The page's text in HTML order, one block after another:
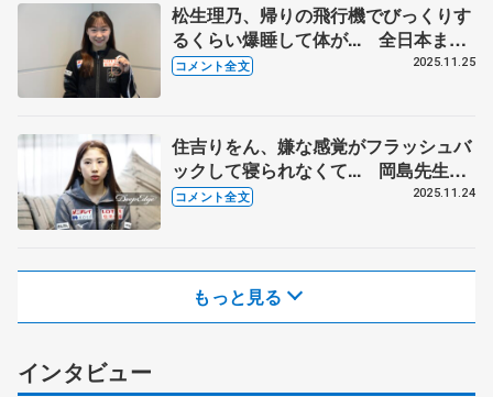
松生理乃、帰りの飛行機でびっくりす
るくらい爆睡して体が... 全日本まで
取りこぼし多いレベル、回転不足の見
コメント全文 2025.11.25
住吉りをん、嫌な感覚がフラッシュバ
ックして寝られなくて... 岡島先生が
2週間いなかったことで不安感が拭え
コメント全文 2025.11.24
もっと見る
インタビュー